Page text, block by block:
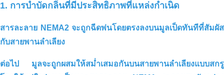
1. การบำบัดกลิ่นที่มีประสิทธิภาพที่แหล่งกำเนิด
สารละลาย NEMA2 จะถูกฉีดพ่นโดยตรงลงบนมูลเป็ดทันทีที่สัมผัส
กับสายพานลำเลียง
ต่อไป มูลจะถูกผสมให้สม่ำเสมอกันบนสายพานลำเลียงแบบสกรู